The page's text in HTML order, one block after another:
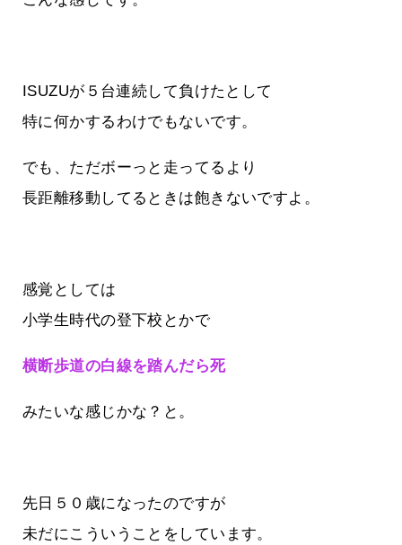
ISUZUが５台連続して負けたとして
特に何かするわけでもないです。
でも、ただボーっと走ってるより
長距離移動してるときは飽きないですよ。
感覚としては
小学生時代の登下校とかで
横断歩道の白線を踏んだら死
みたいな感じかな？と。
先日５０歳になったのですが
未だにこういうことをしています。